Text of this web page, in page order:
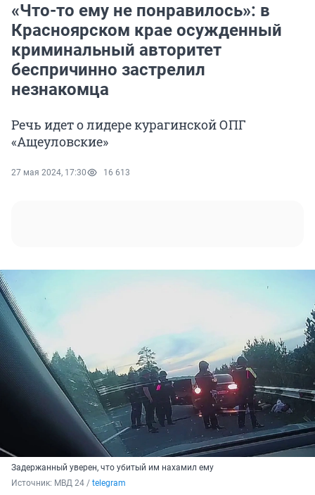
«Что-то ему не понравилось»: в
Красноярском крае осужденный
криминальный авторитет
беспричинно застрелил
незнакомца
Речь идет о лидере курагинской ОПГ
«Ащеуловские»
27 мая 2024, 17:30 16 613
Задержанный уверен, что убитый им нахамил ему
Источник: МВД 24 / telegram